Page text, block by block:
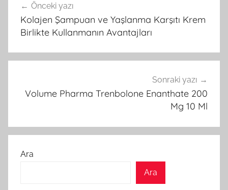
gezinmesi
Önceki yazı
Kolajen Şampuan ve Yaşlanma Karşıtı Krem
Birlikte Kullanmanın Avantajları
Sonraki yazı
Volume Pharma Trenbolone Enanthate 200
Mg 10 Ml
Ara
Ara